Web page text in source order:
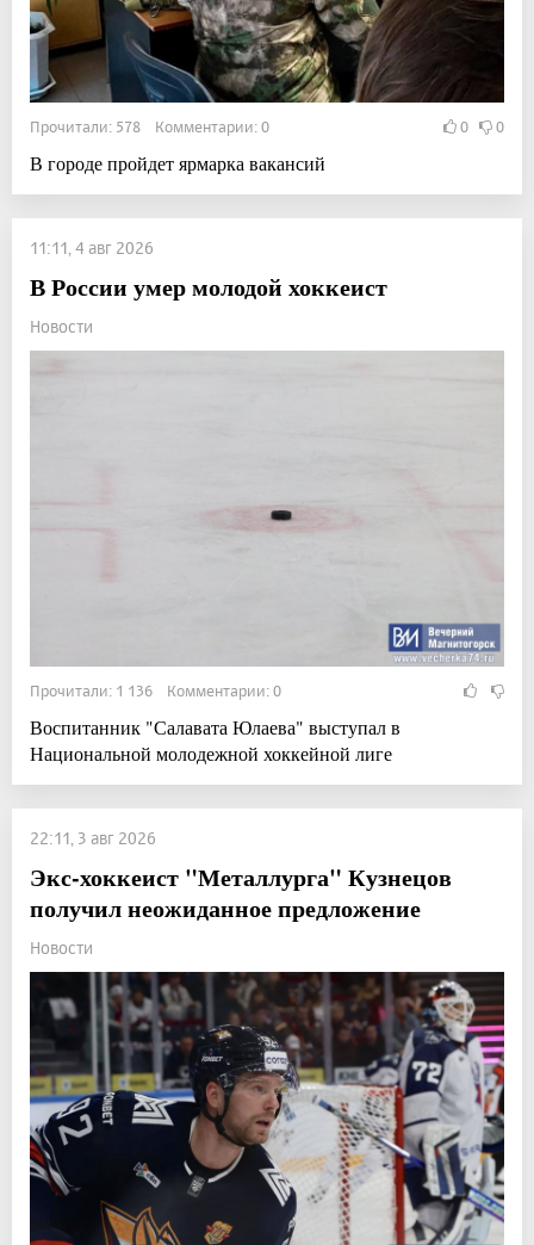
Прочитали: 578 Комментарии: 0 0 0
В городе пройдет ярмарка вакансий
11:11, 4 авг 2026
В России умер молодой хоккеист
Новости
Прочитали: 1 136 Комментарии: 0
Воспитанник "Салавата Юлаева" выступал в
Национальной молодежной хоккейной лиге
22:11, 3 авг 2026
Экс-хоккеист "Металлурга" Кузнецов
получил неожиданное предложение
Новости